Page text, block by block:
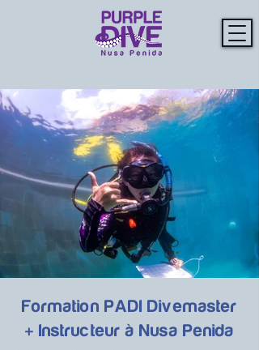
Formation PADI Divemaster
+ Instructeur à Nusa Penida